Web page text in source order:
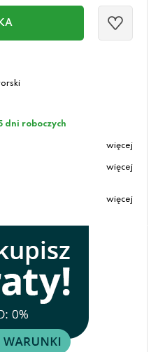
dni roboczych
więcej
więcej
więcej